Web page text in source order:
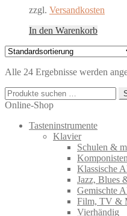
zzgl. Versandkosten
In den Warenkorb
Alle 24 Ergebnisse werden
Suchen
nach:
Online-Shop
Tasteninstrumente
Klavier
Schulen &
Komponisten
Klassische
Jazz, Blues
Gemischte
Film, TV &
Vierhändig